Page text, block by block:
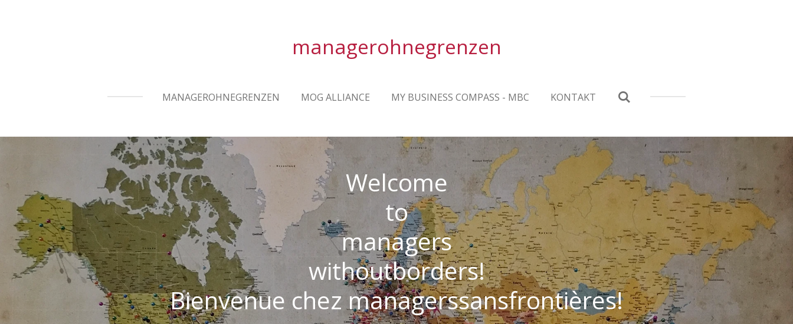
managerohnegrenzen
MANAGEROHNEGRENZEN MOG ALLIANCE MY BUSINESS COMPASS - MBC KONTAKT
Welcome
to
managers
withoutborders!
Bienvenue chez managerssansfrontières!